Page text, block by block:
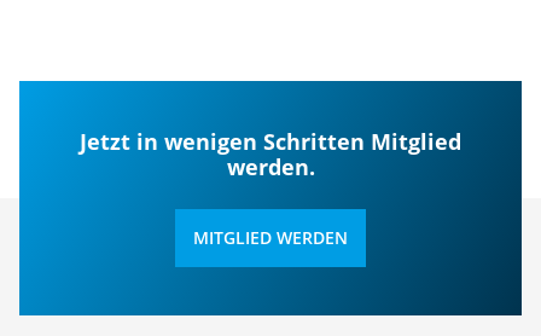
Jetzt in wenigen Schritten Mitglied
werden.
MITGLIED WERDEN